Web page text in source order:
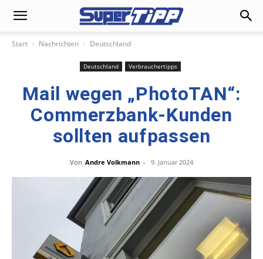
Start Nachrichten Deutschland
Deutschland Verbrauchertipps
Mail wegen „PhotoTAN“:
Commerzbank-Kunden
sollten aufpassen
Von Andre Volkmann - 9. Januar 2024